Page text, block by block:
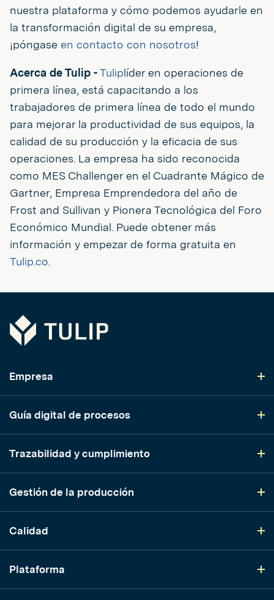
nuestra plataforma y cómo podemos ayudarle en
la transformación digital de su empresa,
¡póngase en contacto con nosotros!
Acerca de Tulip -Tuliplíder en operaciones de
primera línea, está capacitando a los
trabajadores de primera línea de todo el mundo
para mejorar la productividad de sus equipos, la
calidad de su producción y la eficacia de sus
operaciones. La empresa ha sido reconocida
como MES Challenger en el Cuadrante Mágico de
Gartner, Empresa Emprendedora del año de
Frost and Sullivan y Pionera Tecnológica del Foro
Económico Mundial. Puede obtener más
información y empezar de forma gratuita en
Tulip.co.
Tulip
Empresa
Guía digital de procesos
Trazabilidad y cumplimiento
Gestión de la producción
Calidad
Plataforma